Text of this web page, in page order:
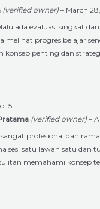
(verified owner) – March
ada evaluasi singkat
melihat progres belajar
konsep penting dan
5
(verified owner) –
profesional dan
sesi satu lawan satu dan
memahami konsep